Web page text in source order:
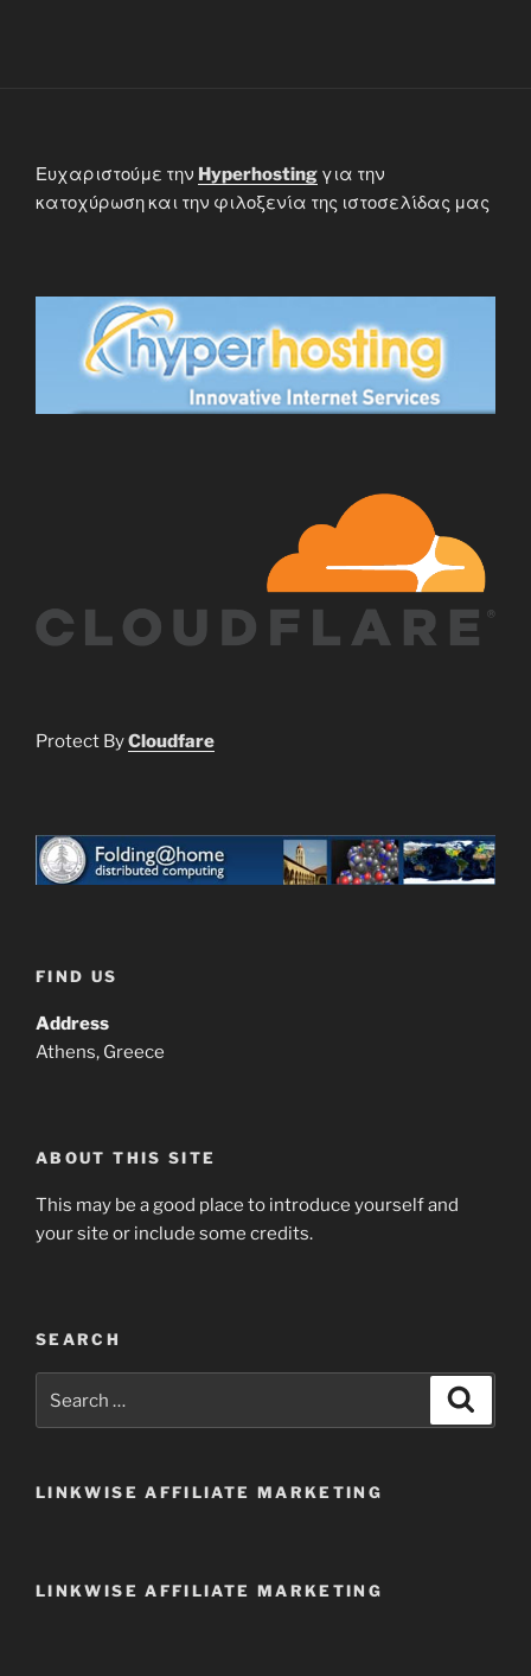
Ευχαριστούμε την Hyperhosting για την
κατοχύρωση και την φιλοξενία της ιστοσελίδας μας
Protect ByCloudfare
FIND US
Address
Athens, Greece
ABOUT THIS SITE
This may be a good place to introduce yourself and
your site or include some credits.
SEARCH
LINKWISE AFFILIATE MARKETING
LINKWISE AFFILIATE MARKETING